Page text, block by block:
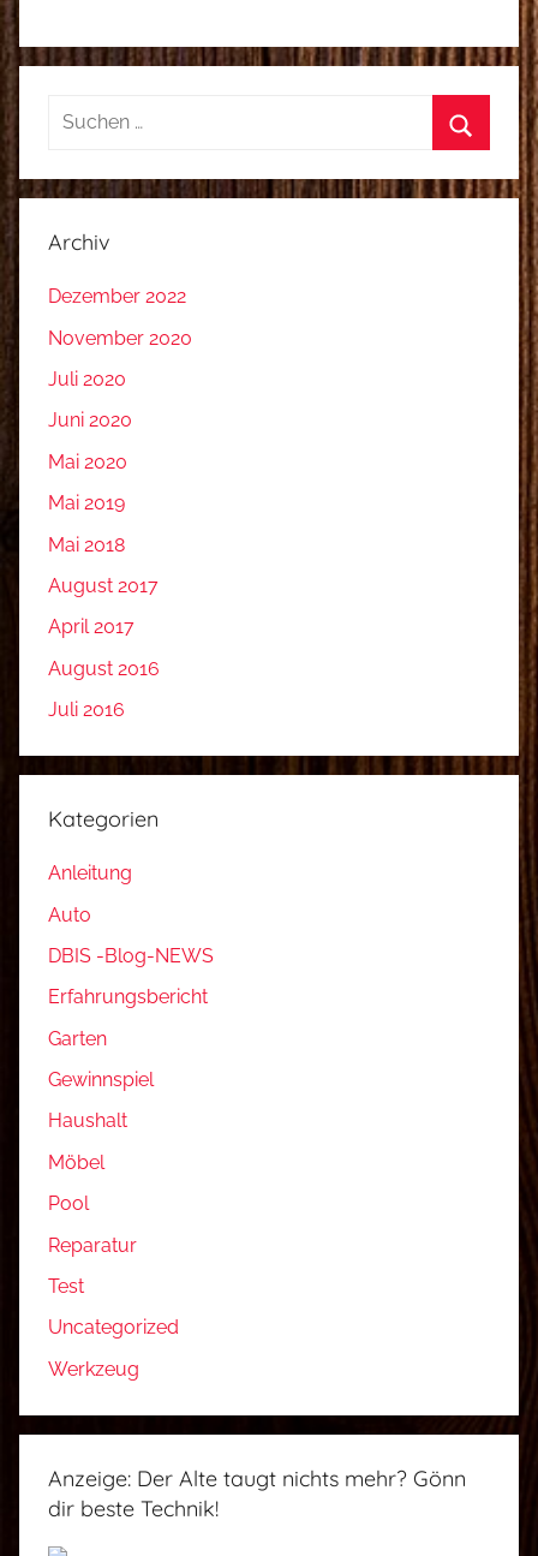
Suchen
Suchen
Archiv
Dezember 2022
November 2020
Juli 2020
Juni 2020
Mai 2020
Mai 2019
Mai 2018
August 2017
April 2017
August 2016
Juli 2016
Kategorien
Anleitung
Auto
DBIS -Blog-NEWS
Erfahrungsbericht
Garten
Gewinnspiel
Haushalt
Möbel
Pool
Reparatur
Test
Uncategorized
Werkzeug
Anzeige: Der Alte taugt nichts mehr? Gönn
dir beste Technik!